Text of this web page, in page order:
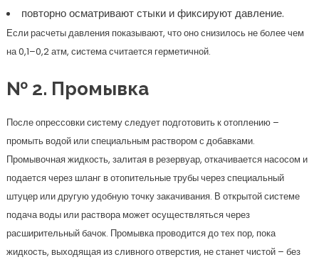
повторно осматривают стыки и фиксируют давление.
Если расчеты давления показывают, что оно снизилось не более чем
на 0,1–0,2 атм, система считается герметичной.
№ 2. Промывка
После опрессовки систему следует подготовить к отоплению –
промыть водой или специальным раствором с добавками.
Промывочная жидкость, залитая в резервуар, откачивается насосом и
подается через шланг в отопительные трубы через специальный
штуцер или другую удобную точку закачивания. В открытой системе
подача воды или раствора может осуществляться через
расширительный бачок. Промывка проводится до тех пор, пока
жидкость, выходящая из сливного отверстия, не станет чистой – без